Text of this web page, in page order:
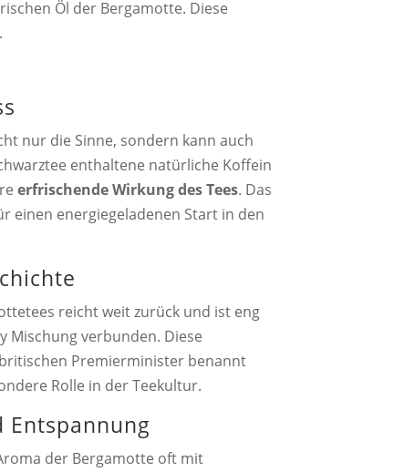
Öl der Bergamotte. Diese
nur die Sinne, sondern kann auch
enthaltene natürliche Koffein
erfrischende Wirkung des Tees. Das
einen energiegeladenen Start in den
reicht weit zurück und ist eng
Mischung verbunden. Diese
Premierminister benannt
Rolle in der Teekultur.
der Bergamotte oft mit